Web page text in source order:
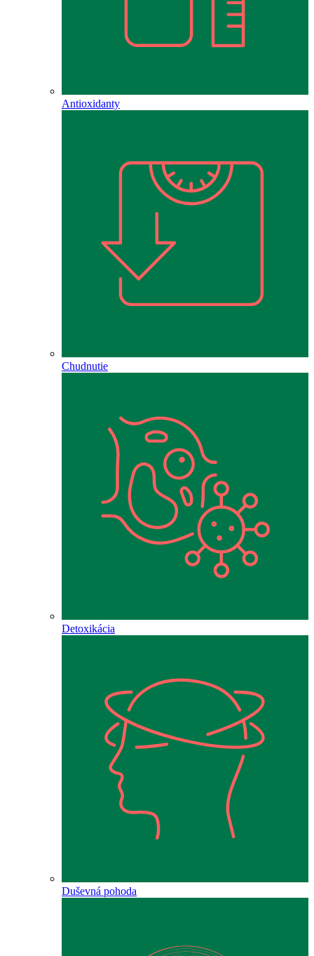
Antioxidanty
Chudnutie
Detoxikácia
Duševná pohoda